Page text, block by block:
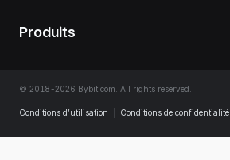
Produits
© 2018-2026 Bybit.com. All rights reserved.
Conditions d’utilisation Conditions de confidentialité